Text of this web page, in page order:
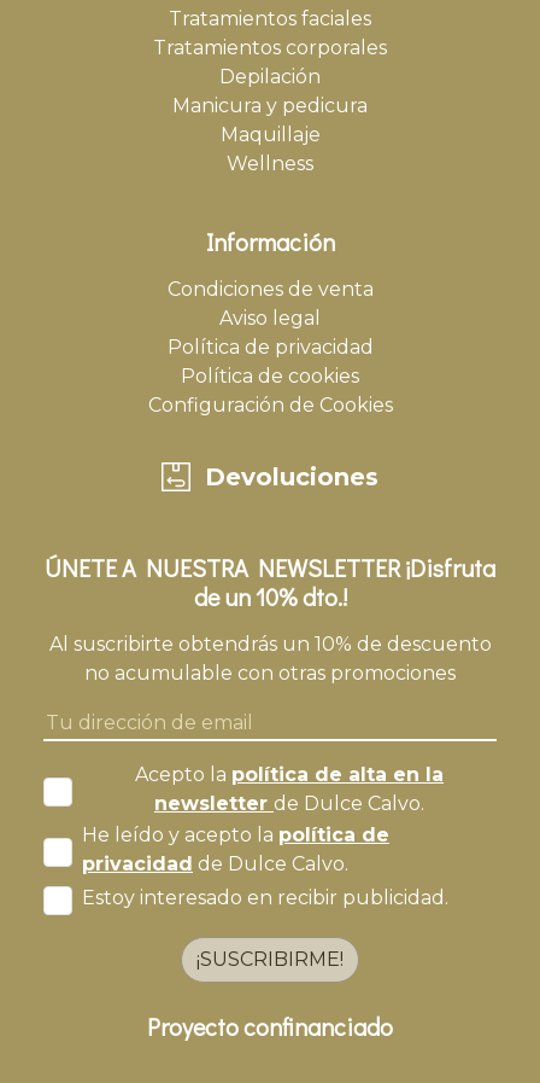
Tratamientos faciales
Tratamientos corporales
Depilación
Manicura y pedicura
Maquillaje
Wellness
Información
Condiciones de venta
Aviso legal
Política de privacidad
Política de cookies
Configuración de Cookies
Devoluciones
ÚNETE A NUESTRA NEWSLETTER ¡Disfruta
de un 10% dto.!
Al suscribirte obtendrás un 10% de descuento
no acumulable con otras promociones
Acepto la política de alta en la
newsletter de Dulce Calvo.
He leído y acepto la política de
privacidad de Dulce Calvo.
Estoy interesado en recibir publicidad.
¡SUSCRIBIRME!
Proyecto confinanciado